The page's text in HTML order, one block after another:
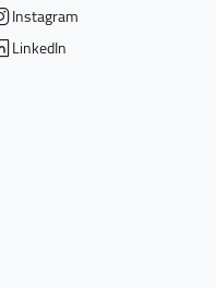
Instagram
LinkedIn